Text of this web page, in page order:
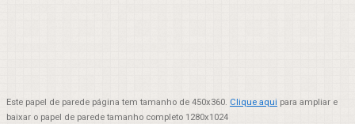
Este papel de parede página tem tamanho de 450x360. Clique aqui para ampliar e
baixar o papel de parede tamanho completo 1280x1024